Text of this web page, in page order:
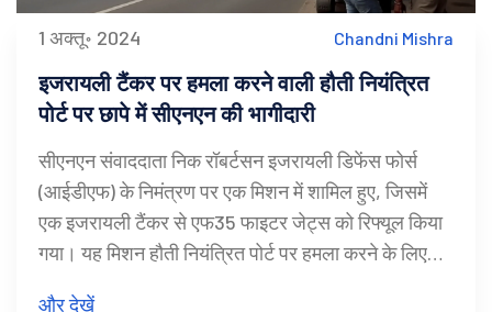
1 अक्तू॰ 2024 Chandni Mishra
इजरायली टैंकर पर हमला करने वाली हौती नियंत्रित
पोर्ट पर छापे में सीएनएन की भागीदारी
सीएनएन संवाददाता निक रॉबर्टसन इजरायली डिफेंस फोर्स
(आईडीएफ) के निमंत्रण पर एक मिशन में शामिल हुए, जिसमें
एक इजरायली टैंकर से एफ35 फाइटर जेट्स को रिफ्यूल किया
गया। यह मिशन हौती नियंत्रित पोर्ट पर हमला करने के लिए
और देखें